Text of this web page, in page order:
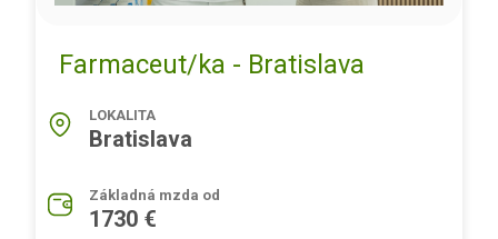
Farmaceut/ka - Bratislava
LOKALITA
Bratislava
Základná mzda od
1730 €